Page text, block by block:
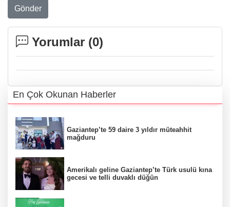
Gönder
Yorumlar (0)
En Çok Okunan Haberler
Gaziantep’te 59 daire 3 yıldır müteahhit
mağduru
Amerikalı geline Gaziantep’te Türk usulü kına
gecesi ve telli duvaklı düğün